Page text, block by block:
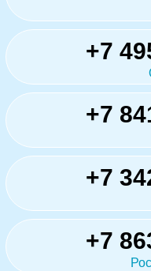
+7
+7
+7
+7